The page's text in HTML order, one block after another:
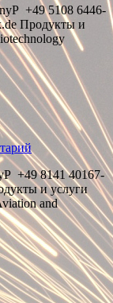
+49 5108 6446-
Продукты и
+49 8141 40167-
и услуги
and